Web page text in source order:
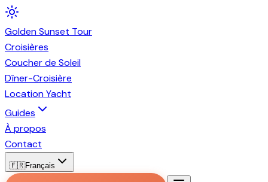
GoldenSunset Tour
Croisières
Coucher de Soleil
Dîner-Croisière
Location Yacht
Guides
À propos
Contact
🇫🇷Français